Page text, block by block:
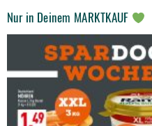
Nur in Deinem MARKTKAUF